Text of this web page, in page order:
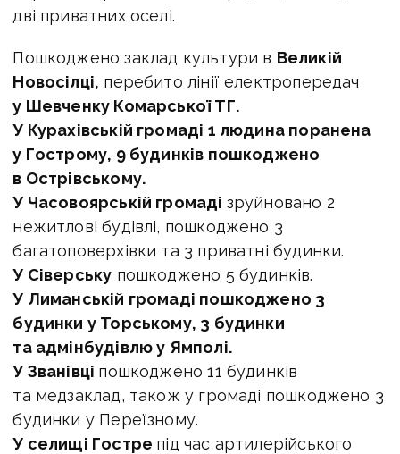
дві приватних оселі.
Пошкоджено заклад культури в Великій
Новосілці, перебито лінії електропередач
у Шевченку Комарської ТГ.
У Курахівській громаді 1 людина поранена
у Гострому, 9 будинків пошкоджено
в Острівському.
У Часовоярській громаді зруйновано 2
нежитлові будівлі, пошкоджено 3
багатоповерхівки та 3 приватні будинки.
У Сіверську пошкоджено 5 будинків.
У Лиманській громаді пошкоджено 3
будинки у Торському, 3 будинки
та адмінбудівлю у Ямполі.
У Званівці пошкоджено 11 будинків
та медзаклад, також у громаді пошкоджено 3
будинки у Переїзному.
У селищі Гостре під час артилерійського